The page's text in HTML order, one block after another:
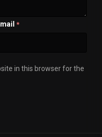
*
in this browser for the